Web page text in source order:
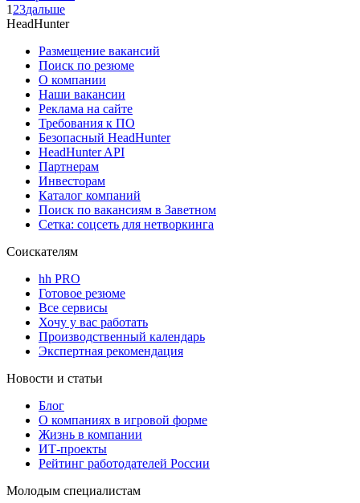
1 23дальше
HeadHunter
Размещение вакансий
Поиск по резюме
О компании
Наши вакансии
Реклама на сайте
Требования к ПО
Безопасный HeadHunter
HeadHunter API
Партнерам
Инвесторам
Каталог компаний
Поиск по вакансиям в Заветном
Сетка: соцсеть для нетворкинга
Соискателям
hh PRO
Готовое резюме
Все сервисы
Хочу у вас работать
Производственный календарь
Экспертная рекомендация
Новости и статьи
Блог
О компаниях в игровой форме
Жизнь в компании
ИТ-проекты
Рейтинг работодателей России
Молодым специалистам